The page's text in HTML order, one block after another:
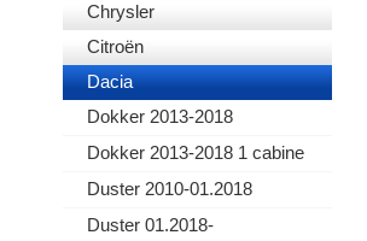
Chrysler
Citroën
Dacia
Dokker 2013-2018
Dokker 2013-2018 1 cabine
Duster 2010-01.2018
Duster 01.2018-